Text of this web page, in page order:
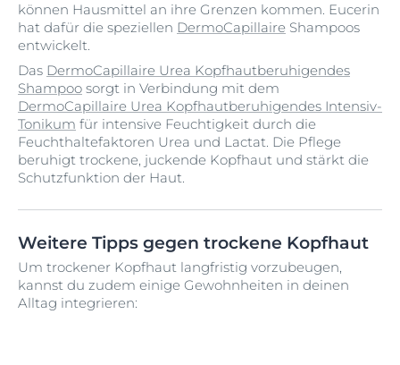
können Hausmittel an ihre Grenzen kommen. Eucerin
hat dafür die speziellen DermoCapillaire Shampoos
entwickelt.
Das DermoCapillaire Urea Kopfhautberuhigendes
Shampoo sorgt in Verbindung mit dem
DermoCapillaire Urea Kopfhautberuhigendes Intensiv-
Tonikum für intensive Feuchtigkeit durch die
Feuchthaltefaktoren Urea und Lactat. Die Pflege
beruhigt trockene, juckende Kopfhaut und stärkt die
Schutzfunktion der Haut.
Weitere Tipps gegen trockene Kopfhaut
Um trockener Kopfhaut langfristig vorzubeugen,
kannst du zudem einige Gewohnheiten in deinen
Alltag integrieren: